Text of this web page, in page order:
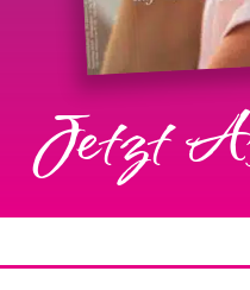
Jetzt